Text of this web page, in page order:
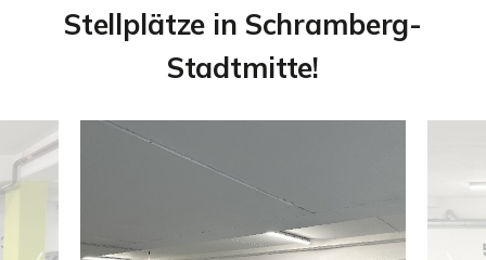
Stellplätze in Schramberg-
Stadtmitte!